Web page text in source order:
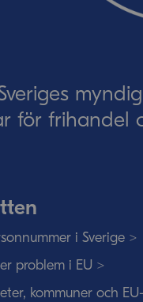
för
i Sverige >
problem i EU >
kommuner och EU-